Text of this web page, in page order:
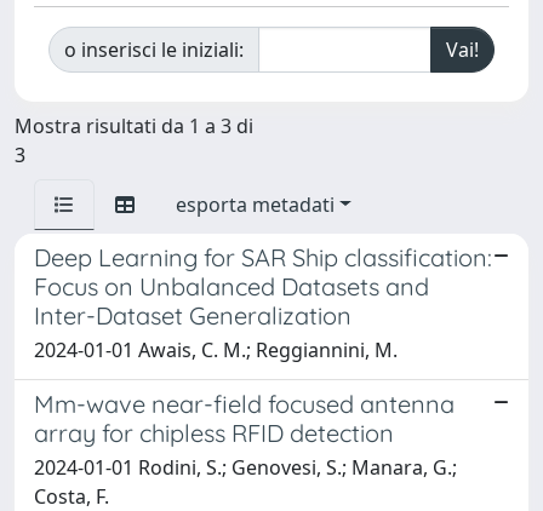
o inserisci le iniziali:
Mostra risultati da 1 a 3 di
3
esporta metadati
Deep Learning for SAR Ship classification:
Focus on Unbalanced Datasets and
Inter-Dataset Generalization
2024-01-01 Awais, C. M.; Reggiannini, M.
Mm-wave near-field focused antenna
array for chipless RFID detection
2024-01-01 Rodini, S.; Genovesi, S.; Manara, G.;
Costa, F.